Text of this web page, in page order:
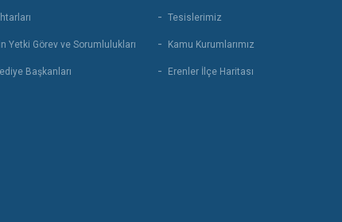
Yetki Görev ve Sorumlulukları
Başkanları
Tesislerimiz
Kamu Kurumlarımız
Erenler İlçe Haritası